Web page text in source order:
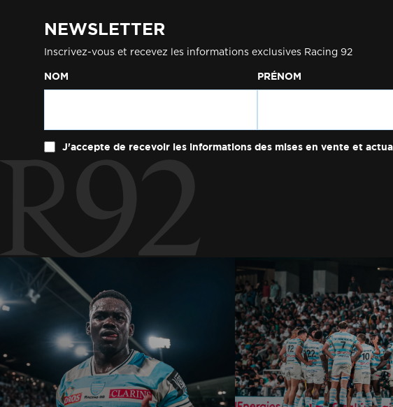
NEWSLETTER
Inscrivez-vous et recevez les informations exclusives Racing 92
NOM PRÉNOM
J'accepte de recevoir les informations des mises en vente et